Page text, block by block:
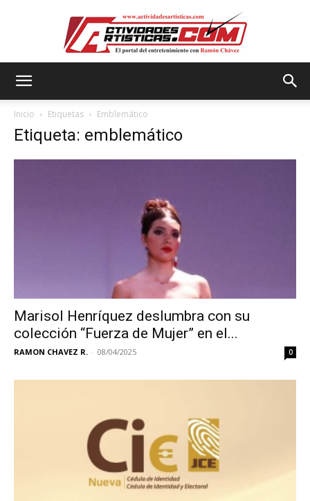
Inicio Etiquetas Emblemático
Etiqueta: emblemático
Marisol Henríquez deslumbra con su
colección “Fuerza de Mujer” en el...
RAMON CHAVEZ R. - 08/04/2025 0